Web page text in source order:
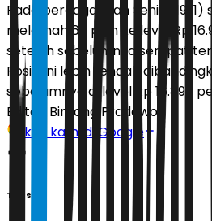
Pada perdagangan Senin (19/1)
melemah 68 poin ke level Rp
setelah sebelumnya sempat
Posisi ini lebih rendah
sebelumnya di level Rp 16.896
Editor: Bintang Pradewo
Ikuti kami di Google
Tags